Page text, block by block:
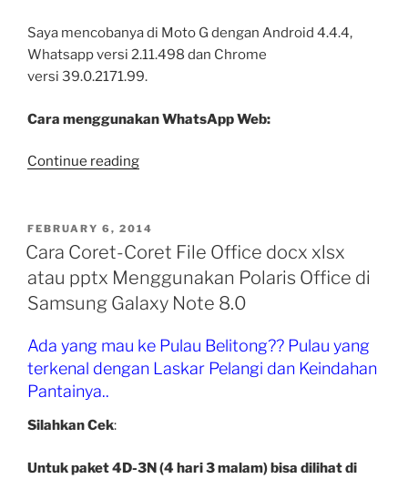
Saya mencobanya di Moto G dengan Android 4.4.4,
Whatsapp versi 2.11.498 dan Chrome
versi 39.0.2171.99.
Cara menggunakan WhatsApp Web:
Continue reading“Cara
Web
di
Desktop
Atau
Laptop”
POSTED
ON
FEBRUARY 6, 2014
Cara Coret-Coret File Office docx xlsx
atau pptx Menggunakan Polaris Office di
Samsung Galaxy Note 8.0
Ada yang mau ke Pulau Belitong?? Pulau yang
terkenal dengan Laskar Pelangi dan Keindahan
Pantainya..
Silahkan Cek:
Untuk paket 4D-3N (4 hari 3 malam) bisa dilihat di